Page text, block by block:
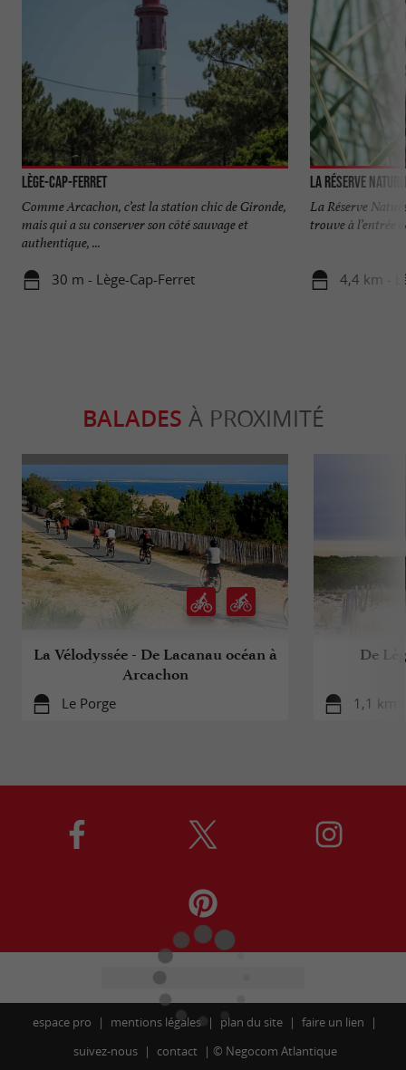
Lège-Cap-Ferret
Comme Arcachon, c’est la station chic de Gironde,
mais qui a su conserver son côté sauvage et
authentique, ...
30 m - Lège-Cap-Ferret
La Réserve
trouve à l’entrée
4,4 km -
BALADES À PROXIMITÉ
La Vélodyssée - De Lacanau océan à
Arcachon
Le Porge
De
1,1 km
espace pro mentions légales plan du site
faire un lien
suivez-nous
contact © Negocom Atlantique